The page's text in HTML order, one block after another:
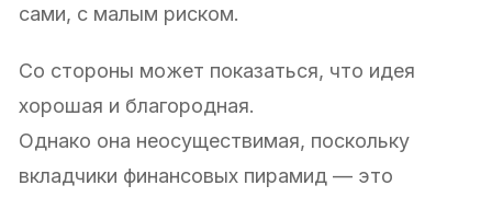
сами, с малым риском.
Со стороны может показаться, что идея
хорошая и благородная.
Однако она неосуществимая, поскольку
вкладчики финансовых пирамид — это